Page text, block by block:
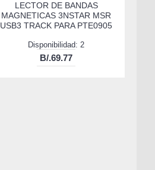
LECTOR DE BANDAS
MAGNETICAS 3NSTAR MSR
USB3 TRACK PARA PTE0905
Disponibilidad: 2
B/.69.77